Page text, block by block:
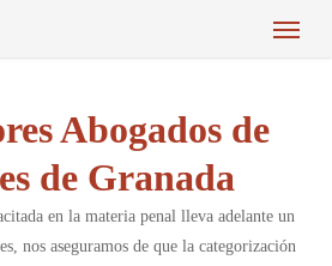
Menu
Abogados de
de Granada
en la materia penal lleva adelante un
nos aseguramos de que la categorización